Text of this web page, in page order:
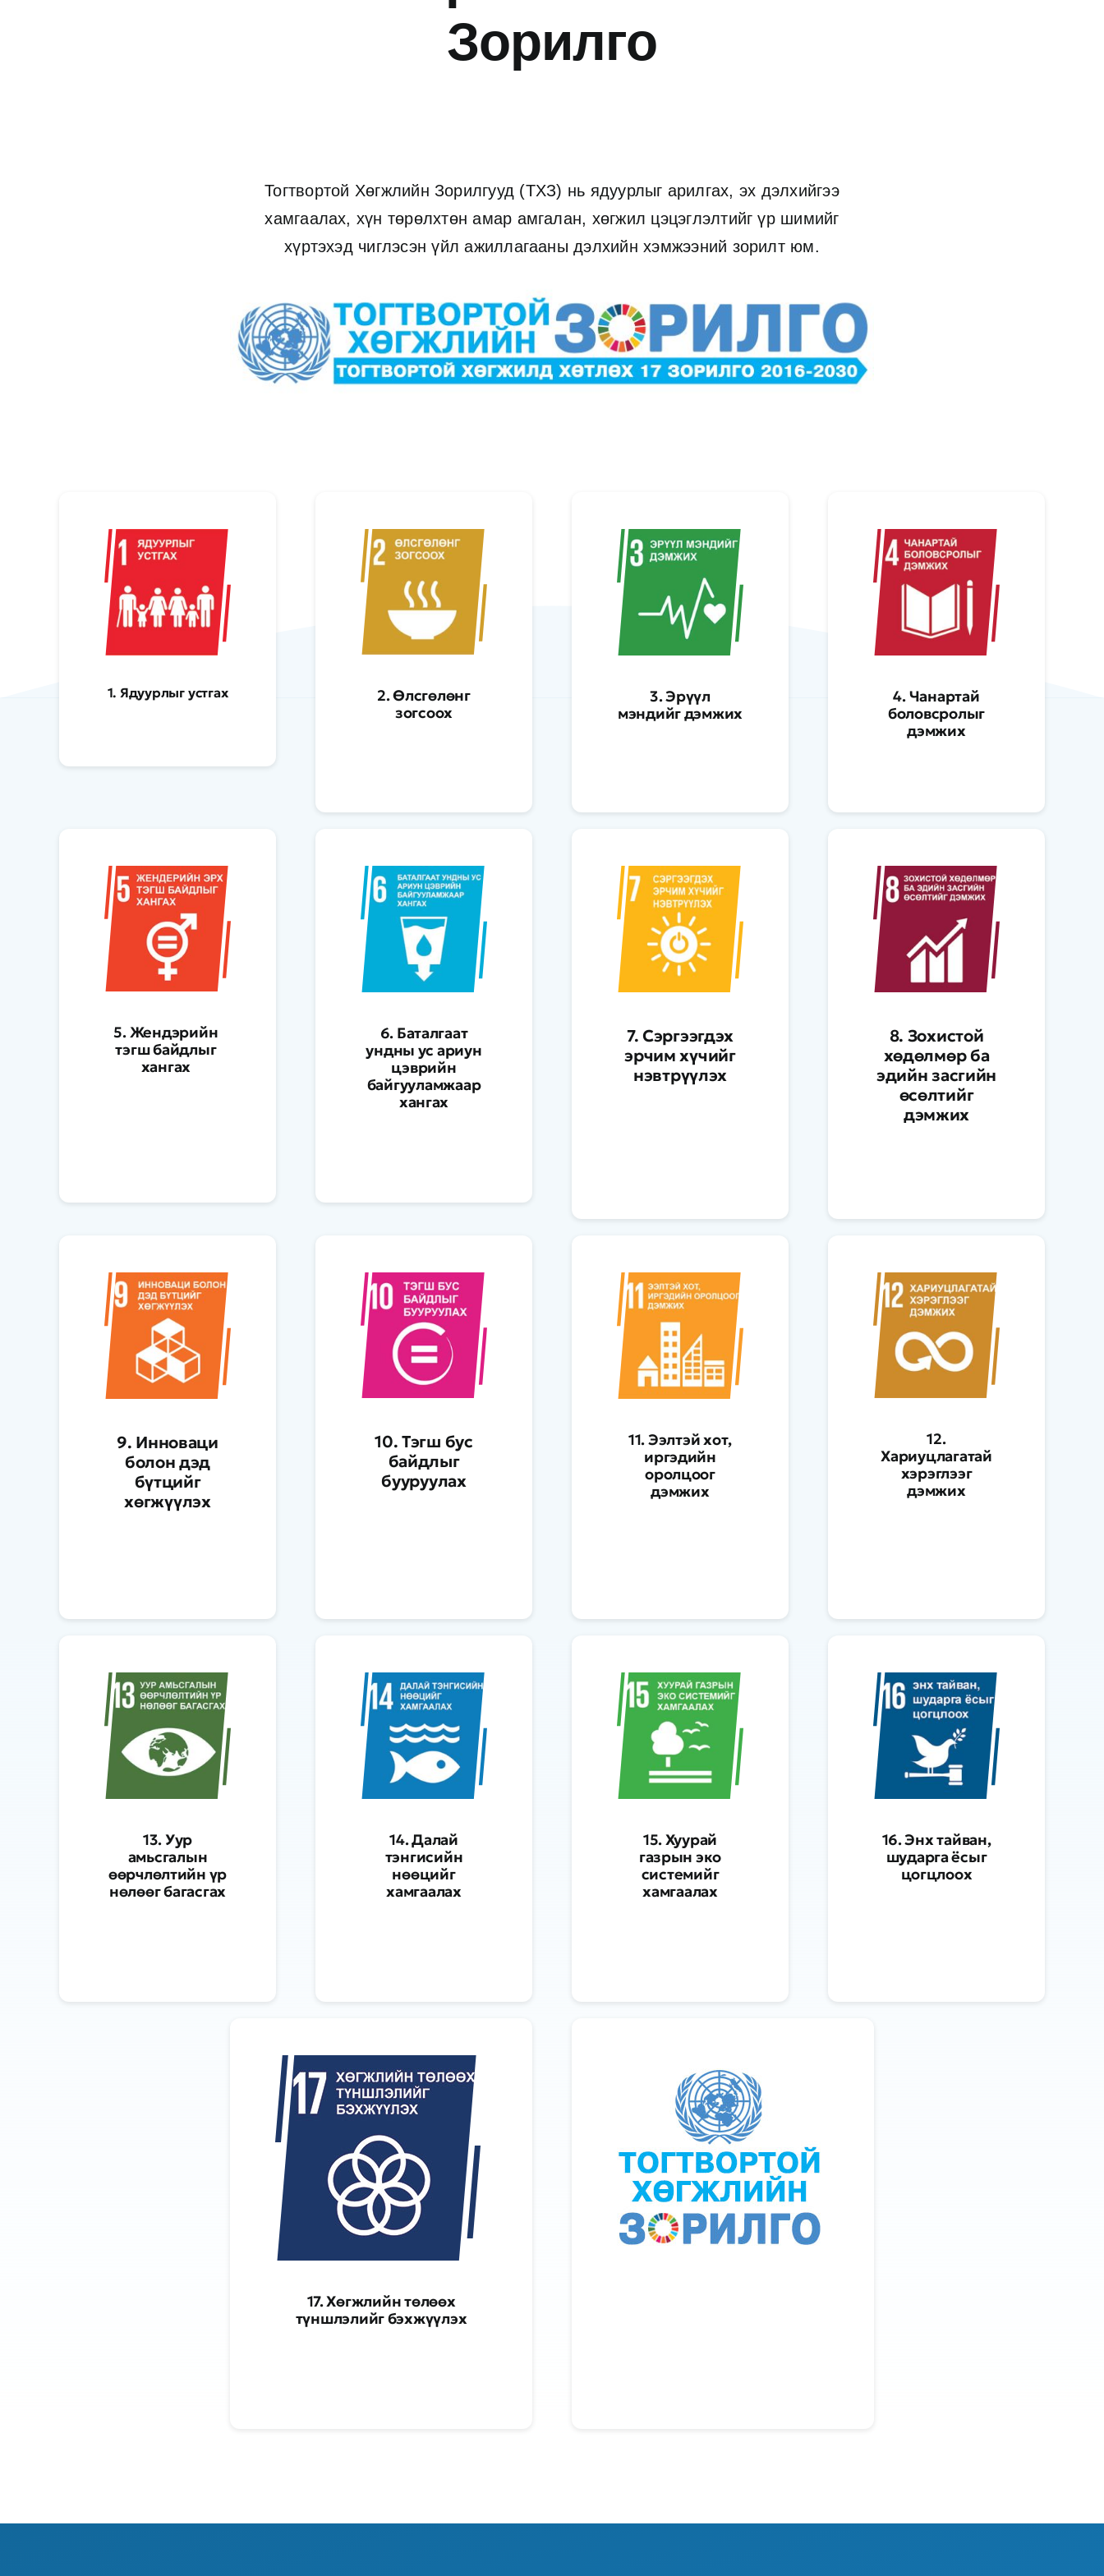
Зорилго
Тогтвортой Хөгжлийн Зорилгууд (ТХЗ) нь ядуурлыг арилгах, эх дэлхийгээ
хамгаалах, хүн төрөлхтөн амар амгалан, хөгжил цэцэглэлтийг үр шимийг
хүртэхэд чиглэсэн үйл ажиллагааны дэлхийн хэмжээний зорилт юм.
1. Ядуурлыг устгах
2. Өлсгөлөнг
зогсоох
3. Эрүүл
мэндийг дэмжих
4. Чанартай
боловсролыг
дэмжих
5. Жендэрийн
тэгш байдлыг
хангах
6. Баталгаат
ундны ус ариун
цэврийн
байгууламжаар
хангах
7. Сэргээгдэх
эрчим хүчийг
нэвтрүүлэх
8. Зохистой
хөдөлмөр ба
эдийн засгийн
өсөлтийг
дэмжих
9. Инноваци
болон дэд
бүтцийг
хөгжүүлэх
10. Тэгш бус
байдлыг
бууруулах
11. Ээлтэй хот,
иргэдийн
оролцоог
дэмжих
12.
Хариуцлагатай
хэрэглээг
дэмжих
13. Уур
амьсгалын
өөрчлөлтийн үр
нөлөөг багасгах
14. Далай
тэнгисийн
нөөцийг
хамгаалах
15. Хуурай
газрын эко
системийг
хамгаалах
16. Энх тайван,
шударга ёсыг
цогцлоох
17. Хөгжлийн төлөөх
түншлэлийг бэхжүүлэх